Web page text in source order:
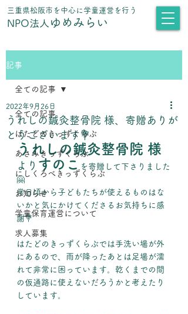
​三重県松阪市を中心に学童運営を行う
NPO法人 ゆめみらい
記事
全ての記事
はたどのきっずくらぶ
あさみきっずくらぶ
にしくろべきっずくらぶ
お知らせ
学童保育運営について
求人募集
全ての記事
うれしの鍼灸整骨院 様、寄贈ありが
とうございます💐
2022年9月26日
うれしの鍼灸整骨院 様
より すのこ を寄贈して下さりました
🤗
常日頃から子どもたちが使えるものはな
いかと気にかけてくださるお気持ちに感
謝💐
はたどのきっずくらぶでは手洗い場が外
にあるので、雨が降ったあとは足場が濡
れて非常に困っています。乾くまでの間
の仮通路に使えないだろうかと考えたり
しています。